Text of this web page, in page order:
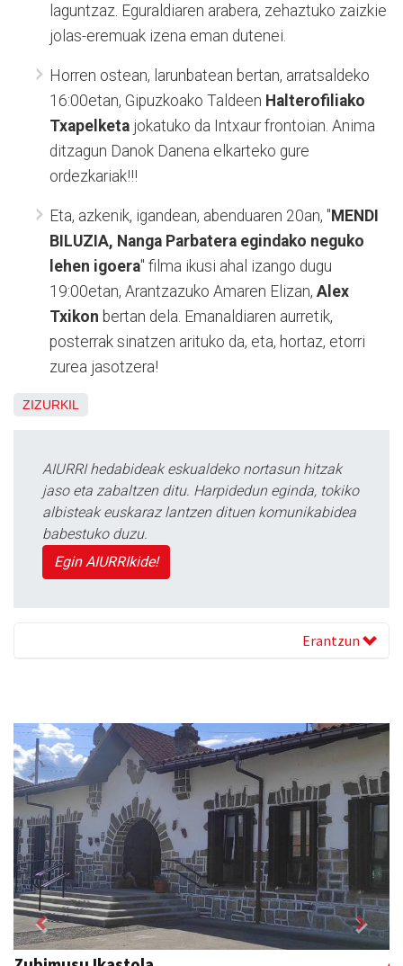
laguntzaz. Eguraldiaren arabera, zehaztuko zaizkie
jolas-eremuak izena eman dutenei.
Horren ostean, larunbatean bertan, arratsaldeko
16:00etan, Gipuzkoako Taldeen Halterofiliako
Txapelketa jokatuko da Intxaur frontoian. Anima
ditzagun Danok Danena elkarteko gure
ordezkariak!!!
Eta, azkenik, igandean, abenduaren 20an, "MENDI
BILUZIA, Nanga Parbatera egindako neguko
lehen igoera" filma ikusi ahal izango dugu
19:00etan, Arantzazuko Amaren Elizan, Alex
Txikon bertan dela. Emanaldiaren aurretik,
posterrak sinatzen arituko da, eta, hortaz, etorri
zurea jasotzera!
ZIZURKIL
AIURRI hedabideak eskualdeko nortasun hitzak
jaso eta zabaltzen ditu. Harpidedun eginda, tokiko
albisteak euskaraz lantzen dituen komunikabidea
babestuko duzu.
Egin AIURRIkide!
Erantzun
Previous Next